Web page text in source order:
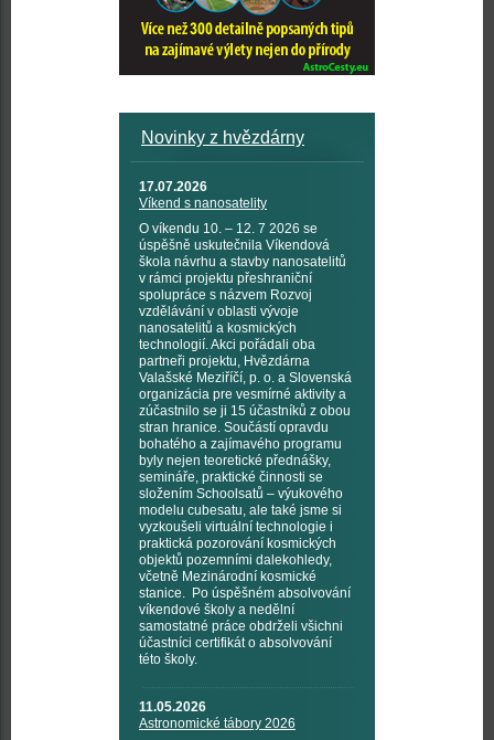
Novinky z hvězdárny
17.07.2026
Víkend s nanosatelity
O víkendu 10. – 12. 7 2026 se
úspěšně uskutečnila Víkendová
škola návrhu a stavby nanosatelitů
v rámci projektu přeshraniční
spolupráce s názvem Rozvoj
vzdělávání v oblasti vývoje
nanosatelitů a kosmických
technologií. Akci pořádali oba
partneři projektu, Hvězdárna
Valašské Meziříčí, p. o. a Slovenská
organizácia pre vesmírné aktivity a
zúčastnilo se ji 15 účastníků z obou
stran hranice. Součástí opravdu
bohatého a zajímavého programu
byly nejen teoretické přednášky,
semináře, praktické činnosti se
složením Schoolsatů – výukového
modelu cubesatu, ale také jsme si
vyzkoušeli virtuální technologie i
praktická pozorování kosmických
objektů pozemními dalekohledy,
včetně Mezinárodní kosmické
stanice. Po úspěšném absolvování
víkendové školy a nedělní
samostatné práce obdrželi všichni
účastníci certifikát o absolvování
této školy.
11.05.2026
Astronomické tábory 2026